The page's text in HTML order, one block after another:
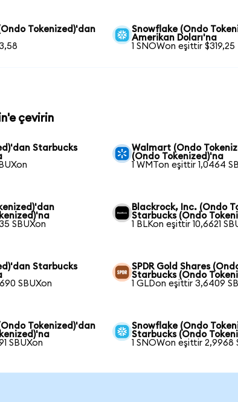
Tokenized)'dan
Snowflake (Ondo
Amerikan Doları'na
1 SNOWon eşittir $319,25
çevirin
Starbucks
Walmart (Ondo
(Ondo Tokenized)'na
1 WMTon eşittir 1,0464
SBUXon
Blackrock, Inc. (Ondo
Starbucks (Ondo
1 BLKon eşittir 10,6621
Starbucks
SBUXon
SPDR Gold Shares
Starbucks (Ondo
1 GLDon eşittir 3,6409
Tokenized)'dan
SBUXon
Snowflake (Ondo
Starbucks (Ondo
1 SNOWon eşittir 2,9968